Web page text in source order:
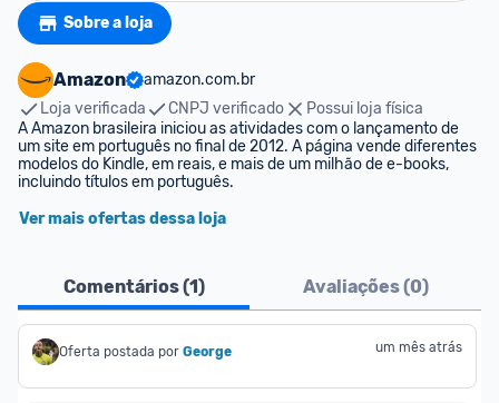
Sobre a loja
Amazon
amazon.com.br
Loja verificada
CNPJ verificado
Possui loja física
A Amazon brasileira iniciou as atividades com o lançamento de
um site em português no final de 2012. A página vende diferentes
modelos do Kindle, em reais, e mais de um milhão de e-books,
incluindo títulos em português.
Ver mais ofertas dessa loja
Comentários (1) Avaliações (0)
Oferta postada por George um mês atrás